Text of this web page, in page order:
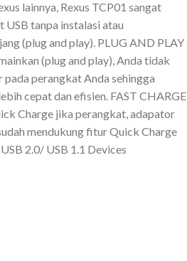
lainnya, Rexus TCP01 sangat
USB tanpa instalasi atau
(plug and play). PLUG AND PLAY
(plug and play), Anda tidak
perangkat Anda sehingga
cepat dan efisien. FAST CHARGE
Charge jika perangkat, adapator
mendukung fitur Quick Charge
2.0/ USB 1.1 Devices